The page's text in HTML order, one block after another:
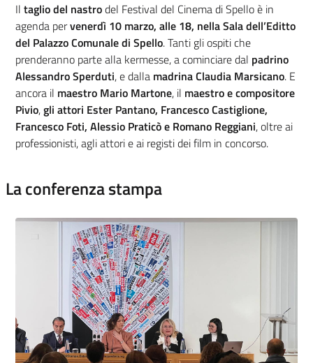
Il taglio del nastrodel Festival del Cinema di Spello è in
agenda pervenerdì 10 marzo, alle 18, nella Sala dell’Editto
del Palazzo Comunale di Spello. Tanti gli ospiti che
prenderanno parte alla kermesse, a cominciare dal padrino
Alessandro Sperduti, e dalla madrina Claudia Marsicano. E
ancora il maestro Mario Martone, il maestro e compositore
Pivio,gli attori Ester Pantano, Francesco Castiglione,
Francesco Foti, Alessio Praticò e Romano Reggiani, oltre ai
professionisti, agli attori e ai registi dei film in concorso.
La conferenza stampa